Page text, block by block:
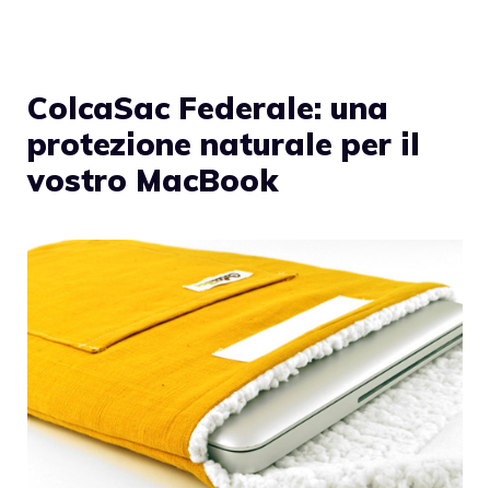
ColcaSac Federale: una
protezione naturale per il
vostro MacBook